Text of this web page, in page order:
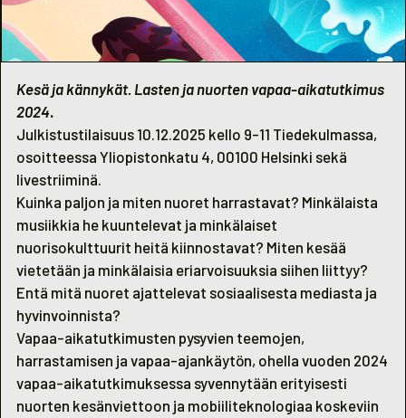
Kesä ja kännykät. Lasten ja nuorten vapaa-aikatutkimus
2024.
Julkistustilaisuus 10.12.2025 kello 9-11 Tiedekulmassa,
osoitteessa Yliopistonkatu 4, 00100 Helsinki sekä
livestriiminä.
Kuinka paljon ja miten nuoret harrastavat? Minkälaista
musiikkia he kuuntelevat ja minkälaiset
nuorisokulttuurit heitä kiinnostavat? Miten kesää
vietetään ja minkälaisia eriarvoisuuksia siihen liittyy?
Entä mitä nuoret ajattelevat sosiaalisesta mediasta ja
hyvinvoinnista?
Vapaa-aikatutkimusten pysyvien teemojen,
harrastamisen ja vapaa-ajankäytön, ohella vuoden 2024
vapaa-aikatutkimuksessa syvennytään erityisesti
nuorten kesänviettoon ja mobiiliteknologiaa koskeviin